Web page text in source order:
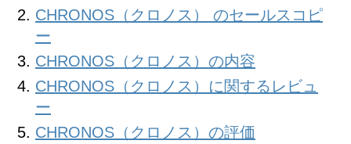
CHRONOS（クロノス） のセールスコピ
ー
CHRONOS（クロノス）の内容
CHRONOS（クロノス）に関するレビュ
ー
CHRONOS（クロノス）の評価